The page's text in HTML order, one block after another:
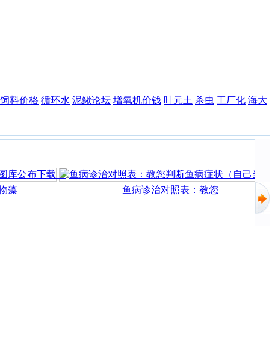
料价格 循环水 泥鳅论坛 增氧机价钱 叶元土 杀虫 工厂化 海大
鱼病诊治对照表：教您